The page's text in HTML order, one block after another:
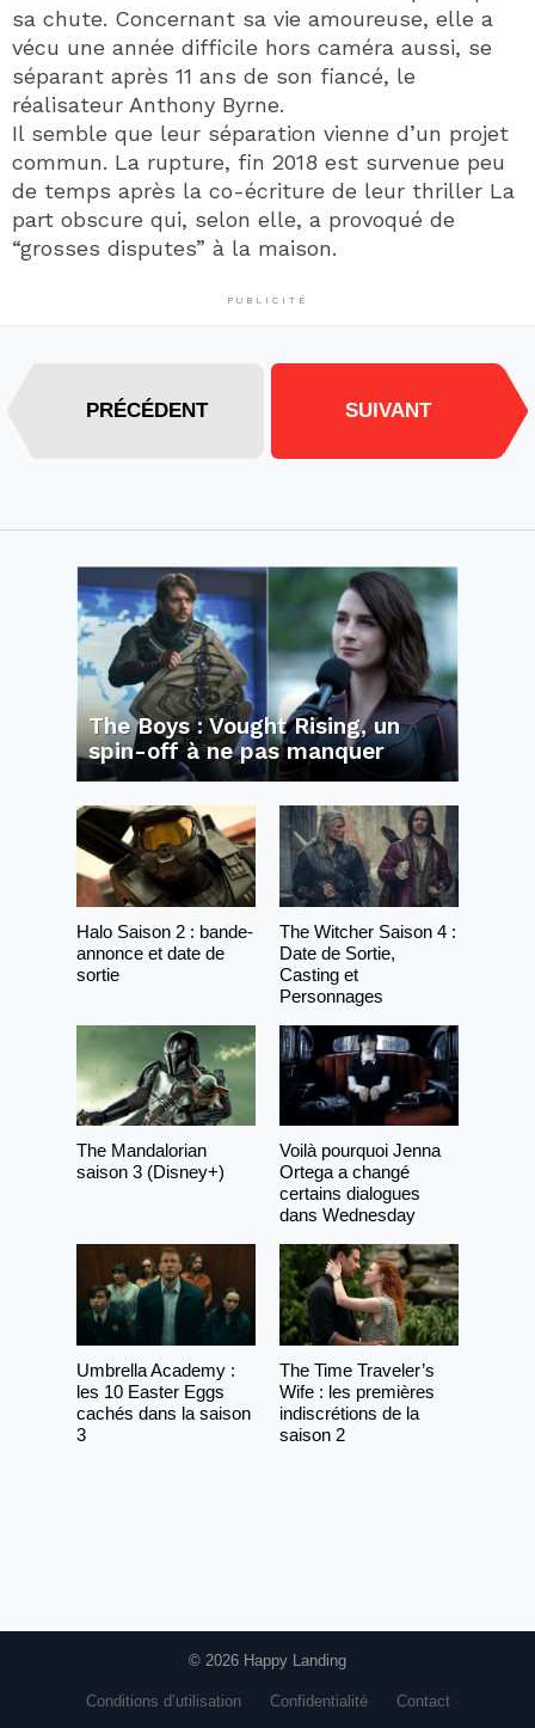
sa chute. Concernant sa vie amoureuse, elle a
vécu une année difficile hors caméra aussi, se
séparant après 11 ans de son fiancé, le
réalisateur Anthony Byrne.
Il semble que leur séparation vienne d’un projet
commun. La rupture, fin 2018 est survenue peu
de temps après la co-écriture de leur thriller La
part obscure qui, selon elle, a provoqué de
“grosses disputes” à la maison.
PUBLICITÉ
PRÉCÉDENT SUIVANT
The Boys : Vought Rising, un
spin-off à ne pas manquer
Halo Saison 2 : bande-
annonce et date de
sortie
The Witcher Saison 4 :
Date de Sortie,
Casting et
Personnages
The Mandalorian
saison 3 (Disney+)
Voilà pourquoi Jenna
Ortega a changé
certains dialogues
dans Wednesday
Umbrella Academy :
les 10 Easter Eggs
cachés dans la saison
3
The Time Traveler’s
Wife : les premières
indiscrétions de la
saison 2
© 2026 Happy Landing
Conditions d’utilisation Confidentialité Contact